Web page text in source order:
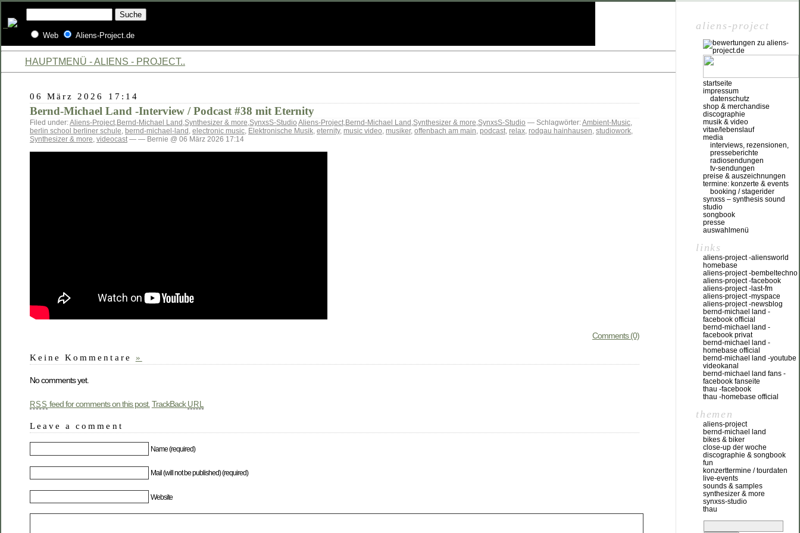
Web Aliens-Project.de
HAUPTMENÜ - ALIENS - PROJECT..
06 März 2026 17:14
Bernd-Michael Land -Interview / Podcast #38 mit Eternity
Filed under:Aliens-Project,Bernd-Michael Land ,Synthesizer & more,SynxsS-Studio Aliens-Project,Bernd-Michael Land ,Synthesizer & more,SynxsS-Studio — Schlagwörter:Ambient-Music,
berlin school berliner schule, bernd-michael-land , electronic music, Elektronische Musik, eternity, music video, musiker, offenbach am main, podcast, relax, rodgau hainhausen, studiowork,
Synthesizer & more, videocast— — Bernie @ 06 März 2026 17:14
Comments (0)
Keine Kommentare »
No comments yet.
RSS feed for comments on this post. TrackBack URL
Leave a comment
Name (required)
Mail (will not be published) (required)
Website
aliens-project
startseite
impressum
datenschutz
shop & merchandise
discographie
musik & video
vitae/lebenslauf
media
interviews, rezensionen,
presseberichte
radiosendungen
tv-sendungen
preise & auszeichnungen
termine: konzerte & events
booking / stagerider
synxss – synthesis sound
studio
songbook
presse
auswahlmenü
links
aliens-project -aliensworld
homebase
aliens-project -bembeltechno
aliens-project -facebook
aliens-project -last-fm
aliens-project -myspace
aliens-project -newsblog
bernd-michael land -
facebook official
bernd-michael land -
facebook privat
bernd-michael land -
homebase official
bernd-michael land -youtube
videokanal
bernd-michael land fans -
facebook fanseite
thau -facebook
thau -homebase official
themen
aliens-project
bernd-michael land
bikes & biker
close-up der woche
discographie & songbook
fun
konzerttermine / tourdaten
live-events
sounds & samples
synthesizer & more
synxss-studio
thau